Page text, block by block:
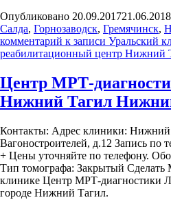
Опубликовано 20.09.201721.06.2018
Салда, Горнозаводск, Гремячинск,
комментарий к записи Уральский
реабилитационный центр Нижний
Центр МРТ-
Нижний Тагил
Контакты: Адрес клиники: Нижний
Вагоностроителей, д.12 Запись по
+ Цены уточняйте по телефону.
Тип томографа: Закрытый
клинике Центр МРТ-
городе Нижний Тагил.